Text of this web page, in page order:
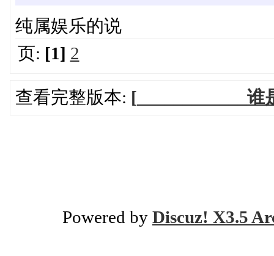
纯属娱乐的说
页: [1] 2
查看完整版本: [____________
Powered by Discuz! X3.5